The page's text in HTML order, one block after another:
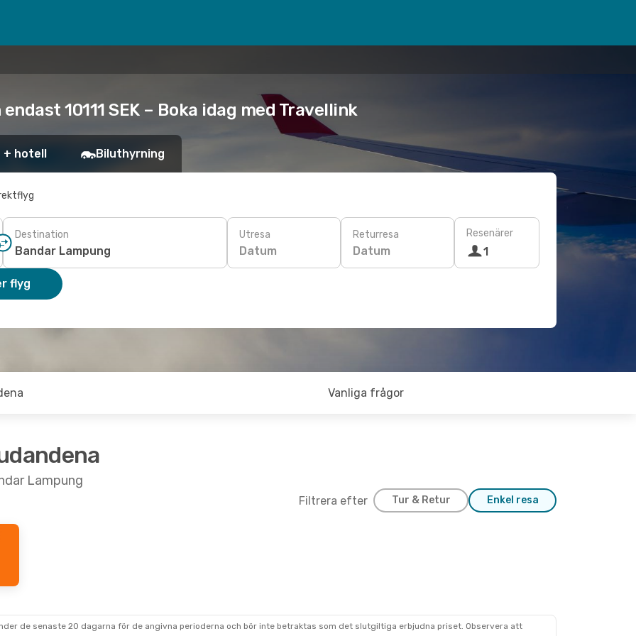
10111 SEK – Boka idag med Travellink
+ hotell Biluthyrning
Destination Utresa
Datum
Returresa
Datum
Resenärer
1
flyg
Vanliga frågor
Lampung
Filtrera efter Tur & Retur Enkel resa
de senaste 20 dagarna för de angivna perioderna och bör inte betraktas som det slutgiltiga erbjudna priset. Observera att